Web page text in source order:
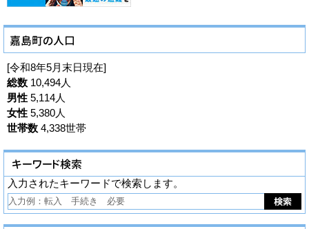
[令和8年5月末日現在]
総数 10,494人
男性 5,114人
女性 5,380人
世帯数 4,338世帯
入力されたキーワードで検索します。